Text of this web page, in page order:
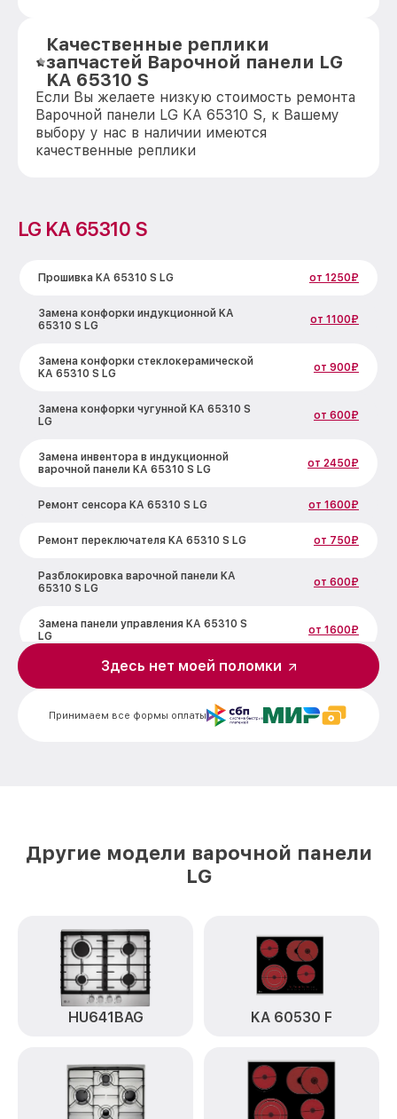
Качественные реплики
запчастей Варочной панели LG
KA 65310 S
Если Вы желаете низкую стоимость ремонта
Варочной панели LG KA 65310 S, к Вашему
выбору у нас в наличии имеются
качественные реплики
LG KA 65310 S
Прошивка KA 65310 S LG от 1250₽
Замена конфорки индукционной KA
65310 S LG
от 1100₽
Замена конфорки стеклокерамической
KA 65310 S LG
от 900₽
Замена конфорки чугунной KA 65310 S
LG
от 600₽
Замена инвентора в индукционной
варочной панели KA 65310 S LG
от 2450₽
Ремонт сенсора KA 65310 S LG от 1600₽
Ремонт переключателя KA 65310 S LG от 750₽
Разблокировка варочной панели KA
65310 S LG
от 600₽
Замена панели управления KA 65310 S
LG
от 1600₽
Ремонт модуля управления KA 65310 S
Замена сенсора KA 65310 S LG от 1600₽
Принимаем все формы оплаты
Здесь нет моей поломки
Другие модели варочной панели
LG
HU641BAG KA 60530 F